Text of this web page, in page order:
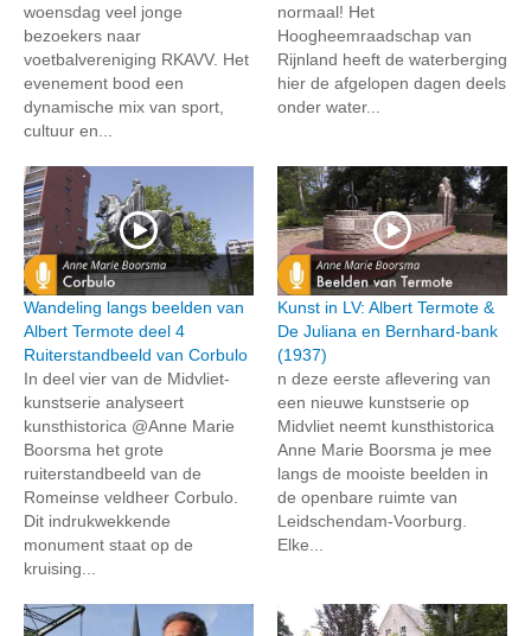
woensdag veel jonge
bezoekers naar
voetbalvereniging RKAVV. Het
evenement bood een
dynamische mix van sport,
cultuur en...
normaal! Het
Hoogheemraadschap van
Rijnland heeft de waterberging
hier de afgelopen dagen deels
onder water...
Wandeling langs beelden van
Albert Termote deel 4
Ruiterstandbeeld van Corbulo
In deel vier van de Midvliet-
kunstserie analyseert
kunsthistorica @Anne Marie
Boorsma het grote
ruiterstandbeeld van de
Romeinse veldheer Corbulo.
Dit indrukwekkende
monument staat op de
kruising...
Kunst in LV: Albert Termote &
De Juliana en Bernhard-bank
(1937)
n deze eerste aflevering van
een nieuwe kunstserie op
Midvliet neemt kunsthistorica
Anne Marie Boorsma je mee
langs de mooiste beelden in
de openbare ruimte van
Leidschendam-Voorburg.
Elke...